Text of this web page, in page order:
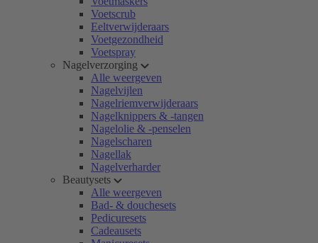
Voetscrub
Eeltverwijderaars
Voetgezondheid
Voetspray
Nagelverzorging
Alle weergeven
Nagelvijlen
Nagelriemverwijderaars
Nagelknippers & -tangen
Nagelolie & -penselen
Nagelscharen
Nagellak
Nagelverharder
Beautysets
Alle weergeven
Bad- & douchesets
Pedicuresets
Cadeausets